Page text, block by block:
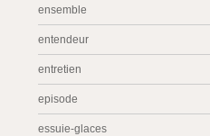
ensemble
entendeur
entretien
episode
essuie-glaces